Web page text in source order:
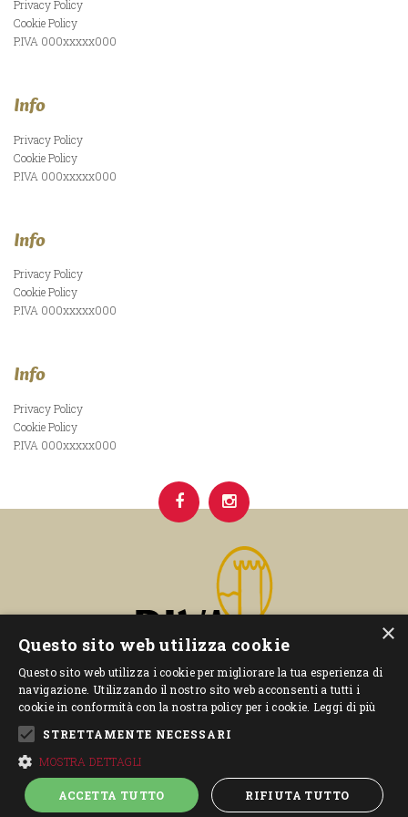
Privacy Policy
Cookie Policy
P.IVA 000xxxxx000
Info
Privacy Policy
Cookie Policy
P.IVA 000xxxxx000
Info
Privacy Policy
Cookie Policy
P.IVA 000xxxxx000
Info
Privacy Policy
Cookie Policy
P.IVA 000xxxxx000
Privacy Policy–Cookie Policy
Power by
Graffiti Web
×
Questo sito web utilizza cookie
Questo sito web utilizza i cookie per migliorare la tua esperienza di
navigazione. Utilizzando il nostro sito web acconsenti a tutti i
cookie in conformità con la nostra policy per i cookie. Leggi di più
STRETTAMENTE NECESSARI
MOSTRA DETTAGLI
ACCETTA TUTTO RIFIUTA TUTTO